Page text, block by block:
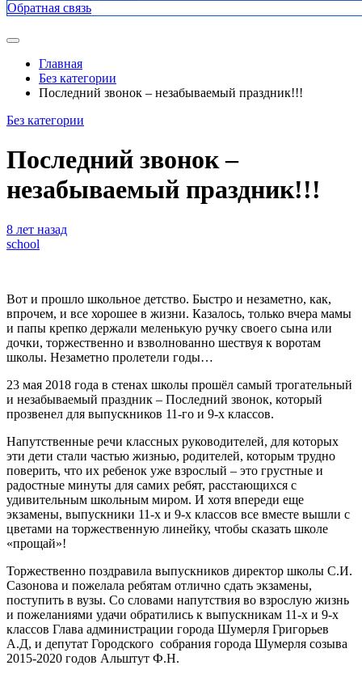
Обратная связь
Главная
Без категории
Последний звонок – незабываемый праздник!!!
Без категории
Последний звонок –
незабываемый праздник!!!
8 лет назад
school
Вот и прошло школьное детство. Быстро и незаметно, как,
впрочем, и все хорошее в жизни. Казалось, только вчера мамы
и папы крепко держали меленькую ручку своего сына или
дочки, торжественно и взволнованно шествуя к воротам
школы. Незаметно пролетели годы…
23 мая 2018 года в стенах школы прошёл самый трогательный
и незабываемый праздник – Последний звонок, который
прозвенел для выпускников 11-го и 9-х классов.
Напутственные речи классных руководителей, для которых
эти дети стали частью жизнью, родителей, которым трудно
поверить, что их ребенок уже взрослый – это грустные и
радостные минуты для самих ребят, расстающихся с
удивительным школьным миром. И хотя впереди еще
экзамены, выпускники 11-х и 9-х классов все вместе вышли с
цветами на торжественную линейку, чтобы сказать школе
«прощай»!
Торжественно поздравила выпускников директор школы С.И.
Сазонова и пожелала ребятам отлично сдать экзамены,
поступить в вузы. Со словами напутствия во взрослую жизнь
и пожеланиями удачи обратились к выпускникам 11-х и 9-х
классов Глава администрации города Шумерля Григорьев
А.Д, и депутат Городского собрания города Шумерля созыва
2015-2020 годов Альштут Ф.Н.